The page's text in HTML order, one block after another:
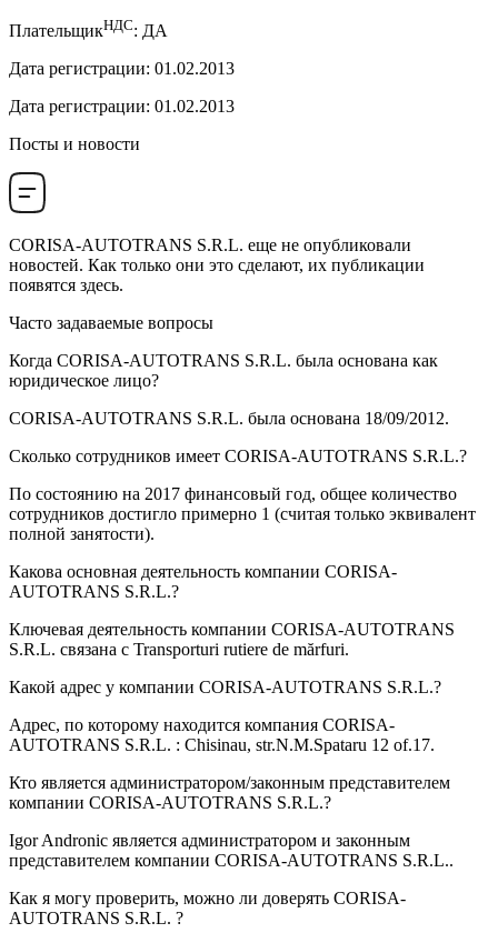
ПлательщикНДС: ДА
Дата регистрации: 01.02.2013
Дата регистрации: 01.02.2013
Посты и новости
CORISA-AUTOTRANS S.R.L. еще не опубликовали
новостей. Как только они это сделают, их публикации
появятся здесь.
Часто задаваемые вопросы
Когда CORISA-AUTOTRANS S.R.L. была основана как
юридическое лицо?
CORISA-AUTOTRANS S.R.L. была основана 18/09/2012.
Сколько сотрудников имеет CORISA-AUTOTRANS S.R.L.?
По состоянию на 2017 финансовый год, общее количество
сотрудников достигло примерно 1 (считая только эквивалент
полной занятости).
Какова основная деятельность компании CORISA-
AUTOTRANS S.R.L.?
Ключевая деятельность компании CORISA-AUTOTRANS
S.R.L. связана с Transporturi rutiere de mărfuri.
Какой адрес у компании CORISA-AUTOTRANS S.R.L.?
Адрес, по которому находится компания CORISA-
AUTOTRANS S.R.L. : Chisinau, str.N.M.Spataru 12 of.17.
Кто является администратором/законным представителем
компании CORISA-AUTOTRANS S.R.L.?
Igor Andronic является администратором и законным
представителем компании CORISA-AUTOTRANS S.R.L..
Как я могу проверить, можно ли доверять CORISA-
AUTOTRANS S.R.L. ?